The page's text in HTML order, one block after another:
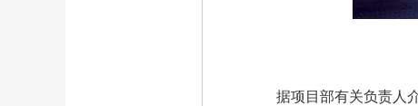
据项目部有关负责人介